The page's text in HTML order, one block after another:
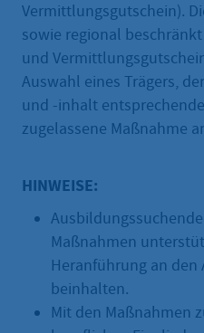
Vermittlungsgutschein).
sowie regional
und
Auswahl eines Trägers,
und -inhalt
zugelassene Maßnahme
HINWEISE:
Maßnahmen
Heranführung an
beinhalten.
Mit den Maßnahmen